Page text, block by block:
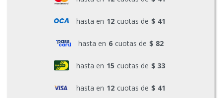
hasta en 12 cuotas de $ 41
hasta en 6 cuotas de $ 82
hasta en 15 cuotas de $ 33
hasta en 12 cuotas de $ 41
Soldadoras y Accesorios